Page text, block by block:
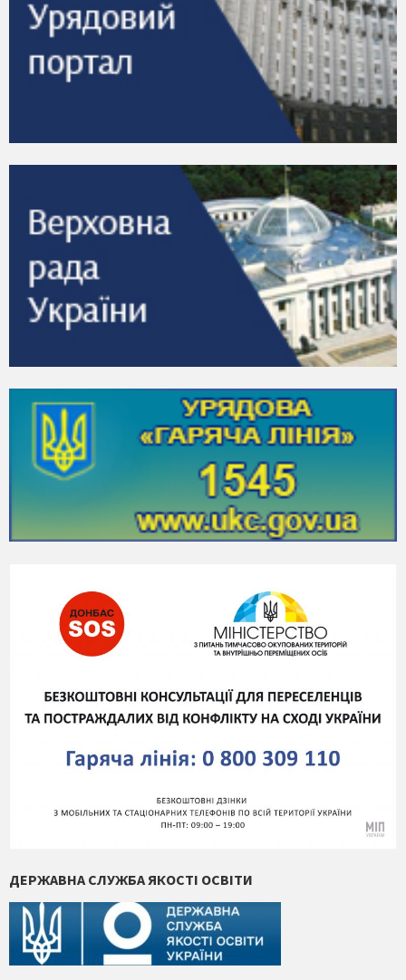
ДЕРЖАВНА СЛУЖБА ЯКОСТІ ОСВІТИ